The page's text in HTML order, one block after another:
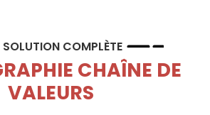
SOLUTION COMPLÈTE
CHAÎNE DE
VALEURS